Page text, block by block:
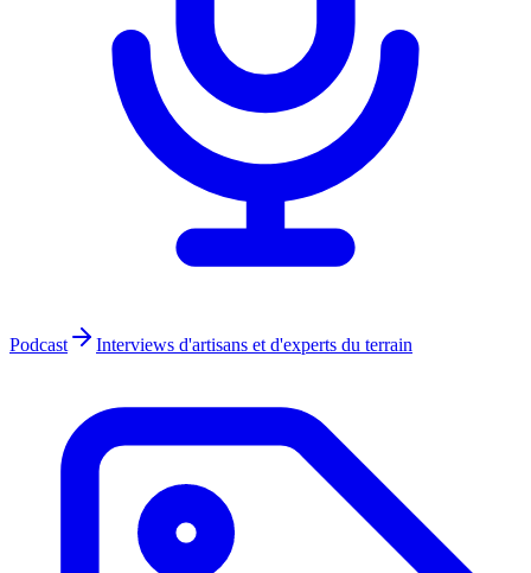
Podcast Interviews d'artisans et d'experts du terrain